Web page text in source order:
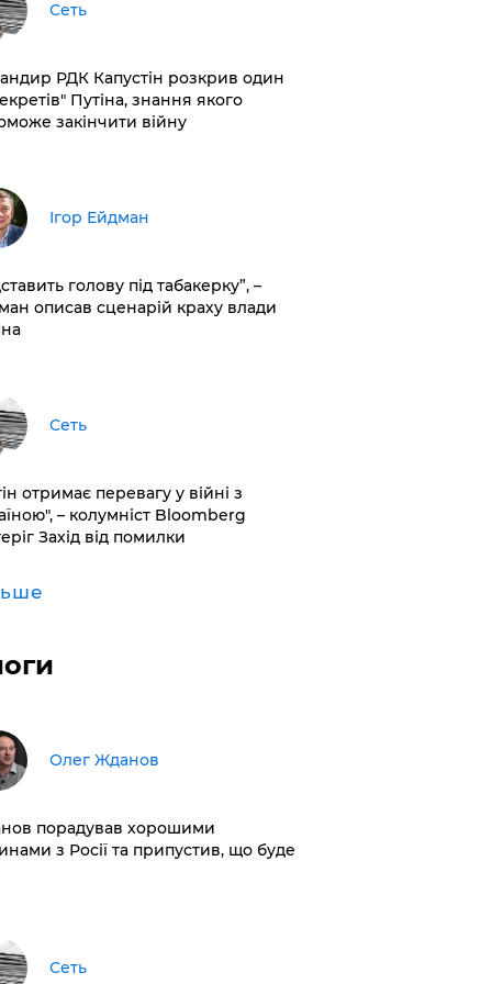
Сеть
РДК Капустін розкрив один
Путіна, знання якого
закінчити війну
Ігор Ейдман
голову під табакерку”, –
описав сценарій краху влади
Сеть
отримає перевагу у війні з
– колумніст Bloomberg
Захід від помилки
Олег Жданов
порадував хорошими
з Росії та припустив, що буде
Сеть